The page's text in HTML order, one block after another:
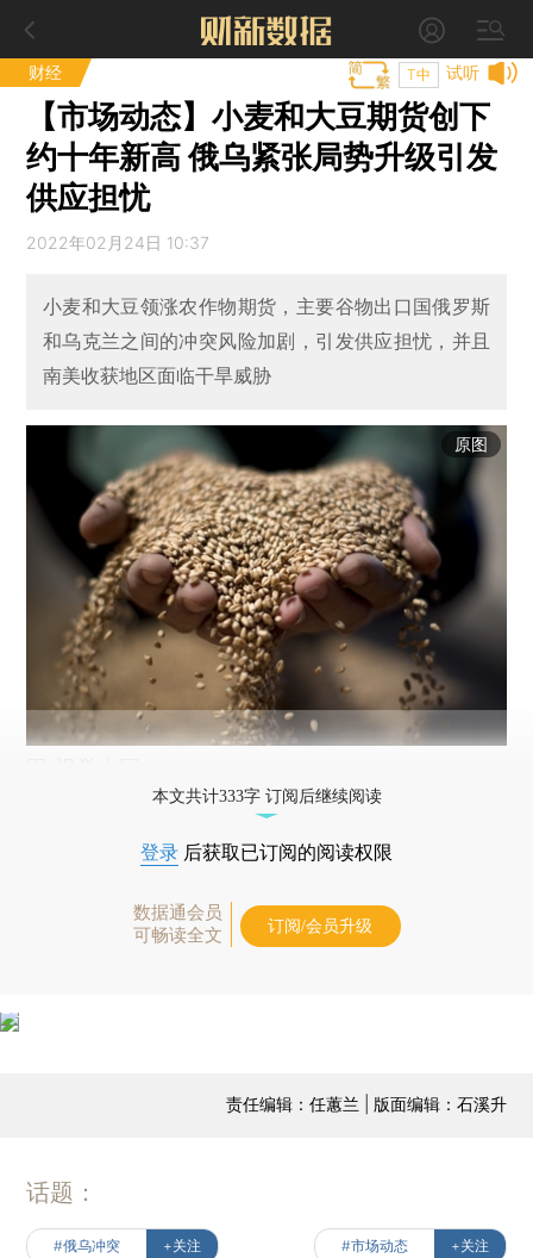
财经 试听
T中
【市场动态】小麦和大豆期货创下
约十年新高 俄乌紧张局势升级引发
供应担忧
2022年02月24日 10:37
小麦和大豆领涨农作物期货，主要谷物出口国俄罗斯
和乌克兰之间的冲突风险加剧，引发供应担忧，并且
南美收获地区面临干旱威胁
原图
本文共计333字 订阅后继续阅读
登录 后获取已订阅的阅读权限
数据通会员
可畅读全文
订阅/会员升级
责任编辑：任蕙兰 | 版面编辑：石溪升
话题：
#俄乌冲突 +关注 #市场动态 +关注